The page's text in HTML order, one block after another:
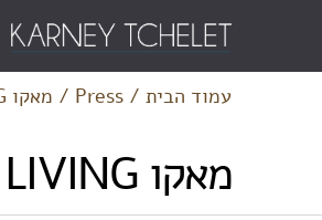
עמוד הבית /
Press
/ מאקו LIVING
מאקו LIVING